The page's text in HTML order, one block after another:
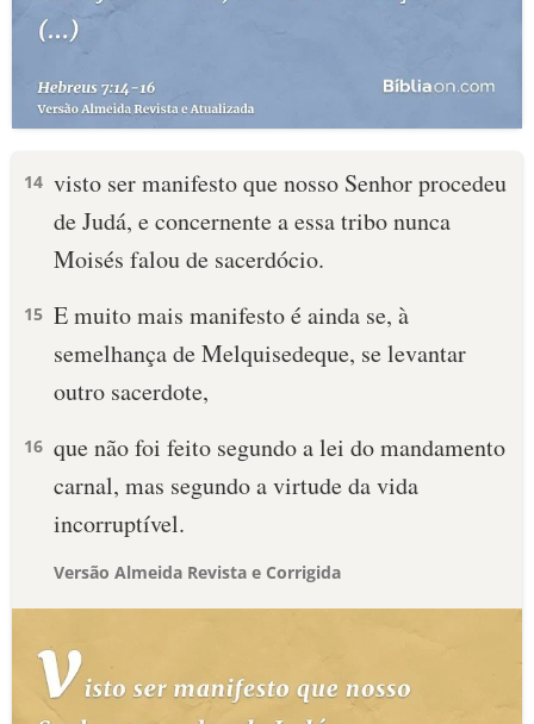
14 visto ser manifesto que nosso Senhor procedeu
de Judá, e concernente a essa tribo nunca
Moisés falou de sacerdócio.
15 E muito mais manifesto é ainda se, à
semelhança de Melquisedeque, se levantar
outro sacerdote,
16 que não foi feito segundo a lei do mandamento
carnal, mas segundo a virtude da vida
incorruptível.
Versão Almeida Revista e Corrigida